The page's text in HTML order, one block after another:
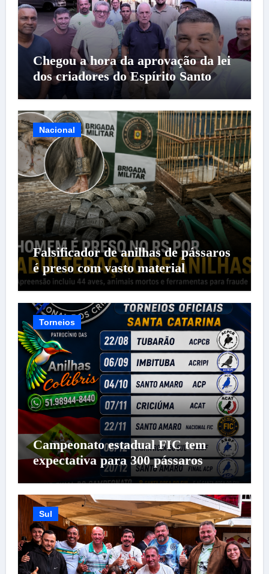
Chegou a hora da aprovação da lei
dos criadores do Espírito Santo
Nacional
Falsificador de anilhas de pássaros
é preso com vasto material
Torneios
Campeonato estadual FIC tem
expectativa para 300 pássaros
Sul